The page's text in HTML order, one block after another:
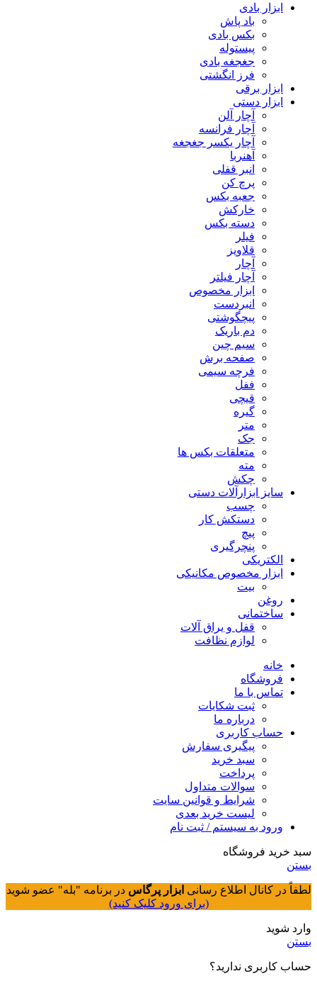
ابزار بادی
باد پاش
بکس بادی
پیستوله
جغجغه بادی
فرز انگشتی
ابزار برقی
ابزار دستی
آچار آلن
آچار فرانسه
آچار یکسر جغجغه
آهنربا
انبر قفلی
پرچ کن
جعبه بکس
خارکش
دسته بکس
فیلر
قلاویز
آچار
آچار فیلتر
ابزار مخصوص
انبردست
پیچگوشتی
دم باریک
سیم چین
صفحه برش
فرچه سیمی
ففل
قیچی
گیره
متر
جک
متعلقات بکس ها
مته
چکش
سایز ابزارآلات دستی
چسب
دستکش کار
پیچ
پنچرگیری
الکتریکی
ابزار مخصوص مکانیکی
بیت
روغن
ساختمانی
قفل و یراق آلات
لوازم نظافت
خانه
فروشگاه
تماس با ما
ثبت شکایات
درباره ما
حساب کاربری
پیگیری سفارش
سبد خرید
پرداخت
سوالات متداول
شرایط و قوانین سایت
لیست خرید بعدی
ورود به سیستم / ثبت نام
سبد خرید فروشگاه
بستن
لطفاً در کانال اطلاع رسانی ابزار پرگاس در برنامه "بله" عضو شوید
(برای ورود کلیک کنید)
وارد شوید
بستن
حساب کاربری ندارید؟